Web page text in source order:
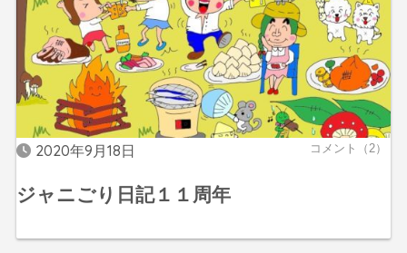
2020年9月18日 コメント（2）
ジャニごり日記１１周年